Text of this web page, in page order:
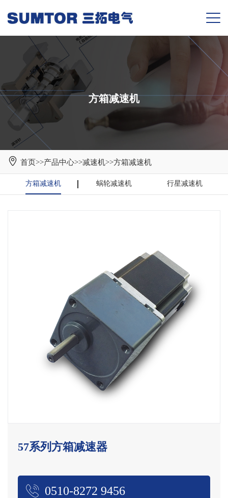
方箱减速机
首页>>产品中心>>减速机>>方箱减速机
方箱减速机 蜗轮减速机 行星减速机
57系列方箱减速器
0510-8272 9456